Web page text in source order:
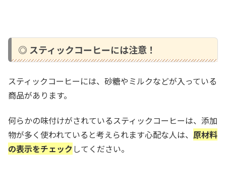
◎ スティックコーヒーには注意！
スティックコーヒーには、砂糖やミルクなどが入っている
商品があります。
何らかの味付けがされているスティックコーヒーは、添加
物が多く使われていると考えられます心配な人は、 原材料
の表示をチェックしてください。